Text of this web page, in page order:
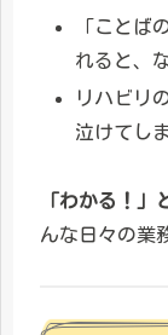
「ことば
れると、
リハビリ
泣けてし
「わかる！」
んな日々の業